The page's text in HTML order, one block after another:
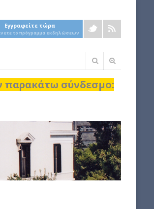
Εγγραφείτε τώρα
το πρόγραμμα εκδηλώσεων
Φόρμα
αναζήτησης
παρακάτω σύνδεσμο: